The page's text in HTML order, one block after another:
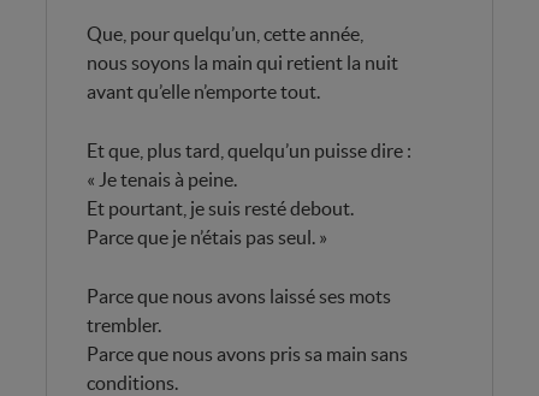
Que, pour quelqu’un, cette année,
nous soyons la main qui retient la nuit
avant qu’elle n’emporte tout.
Et que, plus tard, quelqu’un puisse dire :
« Je tenais à peine.
Et pourtant, je suis resté debout.
Parce que je n’étais pas seul. »
Parce que nous avons laissé ses mots
trembler.
Parce que nous avons pris sa main sans
conditions.